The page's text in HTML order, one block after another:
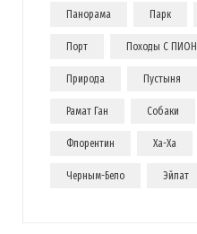
Панорама Парк
Порт Походы С ПИОН
Природа Пустыня
Рамат Ган Собаки
Флорентин Ха-Ха
Черным-Бело Эйлат